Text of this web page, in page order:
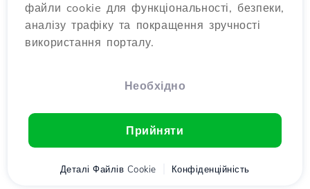
Ручна міграція WordPress
Посібники / WordPress
Дізнайся, як вручну мігрувати установку
безперешкодний перехід твоїх даних.
2
Перегляди 1831
Опубліковано на 22/10/2018
файли cookie для функціональності, безпеки,
аналізу трафіку та покращення зручності
використання порталу.
Необхідно
Прийняти
Деталі Файлів Cookie Конфіденційність